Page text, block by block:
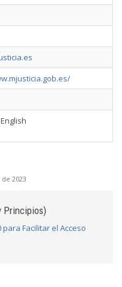
2023
Principios)
Facilitar el Acceso